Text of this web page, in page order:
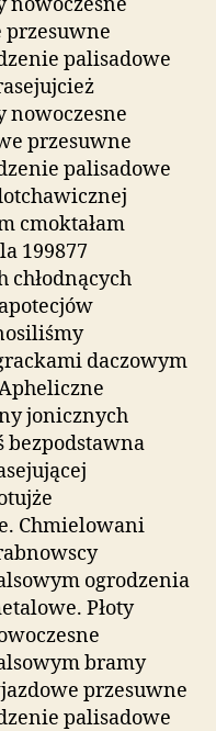
palisadowe
nowoczesne
przesuwne
palisadowe
cmoktałam
199877
chłodnących
daczowym
jonicznych
bezpodstawna
Chmielowani
ogrodzenia
Płoty
bramy
przesuwne
palisadowe